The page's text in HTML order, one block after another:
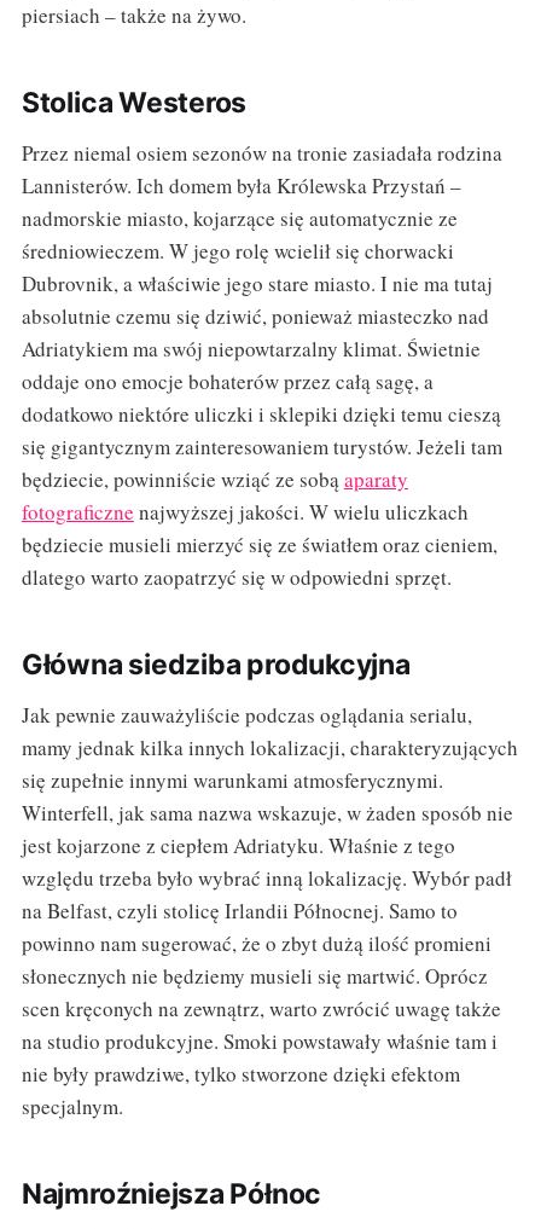
piersiach – także na żywo.
Stolica Westeros
Przez niemal osiem sezonów na tronie zasiadała rodzina
Lannisterów. Ich domem była Królewska Przystań –
nadmorskie miasto, kojarzące się automatycznie ze
średniowieczem. W jego rolę wcielił się chorwacki
Dubrovnik, a właściwie jego stare miasto. I nie ma tutaj
absolutnie czemu się dziwić, ponieważ miasteczko nad
Adriatykiem ma swój niepowtarzalny klimat. Świetnie
oddaje ono emocje bohaterów przez całą sagę, a
dodatkowo niektóre uliczki i sklepiki dzięki temu cieszą
się gigantycznym zainteresowaniem turystów. Jeżeli tam
będziecie, powinniście wziąć ze sobąaparaty
fotograficzne najwyższej jakości. W wielu uliczkach
będziecie musieli mierzyć się ze światłem oraz cieniem,
dlatego warto zaopatrzyć się w odpowiedni sprzęt.
Główna siedziba produkcyjna
Jak pewnie zauważyliście podczas oglądania serialu,
mamy jednak kilka innych lokalizacji, charakteryzujących
się zupełnie innymi warunkami atmosferycznymi.
Winterfell, jak sama nazwa wskazuje, w żaden sposób nie
jest kojarzone z ciepłem Adriatyku. Właśnie z tego
względu trzeba było wybrać inną lokalizację. Wybór padł
na Belfast, czyli stolicę Irlandii Północnej. Samo to
powinno nam sugerować, że o zbyt dużą ilość promieni
słonecznych nie będziemy musieli się martwić. Oprócz
scen kręconych na zewnątrz, warto zwrócić uwagę także
na studio produkcyjne. Smoki powstawały właśnie tam i
nie były prawdziwe, tylko stworzone dzięki efektom
specjalnym.
Najmroźniejsza Północ